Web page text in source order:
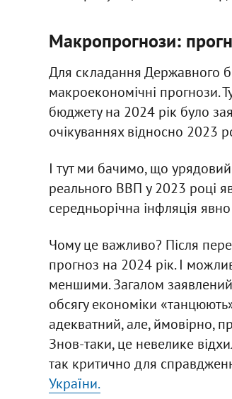
Макропрогнози:
Для складання Державного
макроекономічні прогнози.
бюджету на 2024 рік було
очікуваннях відносно 2023
І тут ми бачимо, що
реального ВВП у 2023 році
середньорічна інфляція
Чому це важливо? Після
прогноз на 2024 рік. І
меншими. Загалом
обсягу економіки
адекватний, але, ймовірно,
Знов-таки, це невелике
так критично для
України.